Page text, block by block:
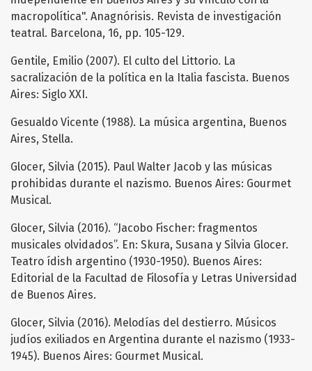
macropolítica". Anagnórisis. Revista de investigación
teatral. Barcelona, 16, pp. 105-129.
Gentile, Emilio (2007). El culto del Littorio. La
sacralización de la política en la Italia fascista. Buenos
Aires: Siglo XXI.
Gesualdo Vicente (1988). La música argentina, Buenos
Aires, Stella.
Glocer, Silvia (2015). Paul Walter Jacob y las músicas
prohibidas durante el nazismo. Buenos Aires: Gourmet
Musical.
Glocer, Silvia (2016). “Jacobo Fischer: fragmentos
musicales olvidados”. En: Skura, Susana y Silvia Glocer.
Teatro ídish argentino (1930-1950). Buenos Aires:
Editorial de la Facultad de Filosofía y Letras Universidad
de Buenos Aires.
Glocer, Silvia (2016). Melodías del destierro. Músicos
judíos exiliados en Argentina durante el nazismo (1933-
1945). Buenos Aires: Gourmet Musical.